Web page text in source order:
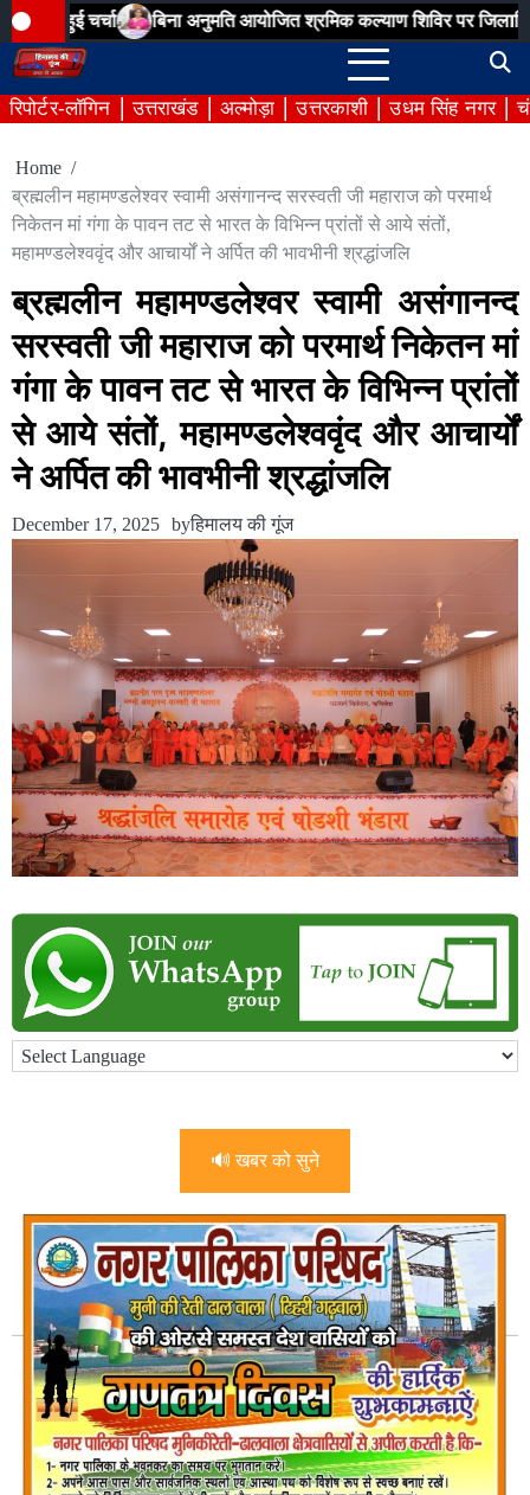
Skip
to
content
बिना अनुमति आयोजित श्रमिक कल्याण शिविर पर जिलाधिकारी की सख्त
रिपोर्टर-लॉगिन उत्तराखंड अल्मोड़ा उत्तरकाशी उधम सिंह नगर
Home
ब्रह्मलीन महामण्डलेश्वर स्वामी असंगानन्द सरस्वती जी महाराज को परमार्थ
निकेतन मां गंगा के पावन तट से भारत के विभिन्न प्रांतों से आये संतों,
महामण्डलेश्ववृंद और आचार्यों ने अर्पित की भावभीनी श्रद्धांजलि
ब्रह्मलीन महामण्डलेश्वर स्वामी असंगानन्द
सरस्वती जी महाराज को परमार्थ निकेतन मां
गंगा के पावन तट से भारत के विभिन्न प्रांतों
से आये संतों, महामण्डलेश्ववृंद और आचार्यों
ने अर्पित की भावभीनी श्रद्धांजलि
December 17, 2025 byहिमालय की गूंज
🔊 खबर को सुने